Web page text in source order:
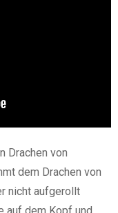
Drachen von
dem Drachen von
nicht aufgerollt